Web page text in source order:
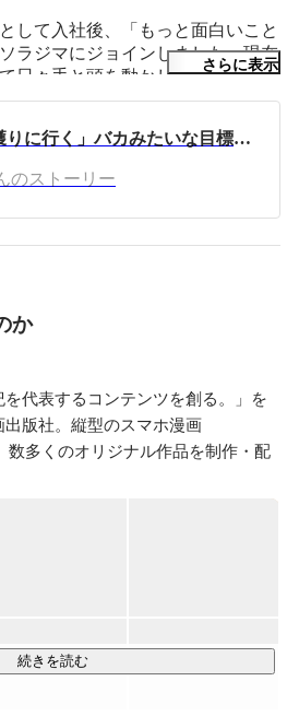
して入社後、「もっと面白いこと
ラジマにジョインしました。現在
日々手と頭を動かしています。
で、本を買いすぎて本棚を破壊
すので、どうぞよしなにお願いい
さらに表示
「世界を獲りに行く」バカみたいな目標を、本気で話せる仲間がいた
のストーリー
か
代表するコンテンツを創る。」を
版社。縦型のスマホ漫画
数多くのオリジナル作品を制作・配
今世紀を代表する作品を生む2035年
続きを読む